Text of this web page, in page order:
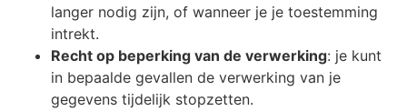
langer nodig zijn, of wanneer je je toestemming
intrekt.
Recht op beperking van de verwerking: je kunt
in bepaalde gevallen de verwerking van je
gegevens tijdelijk stopzetten.